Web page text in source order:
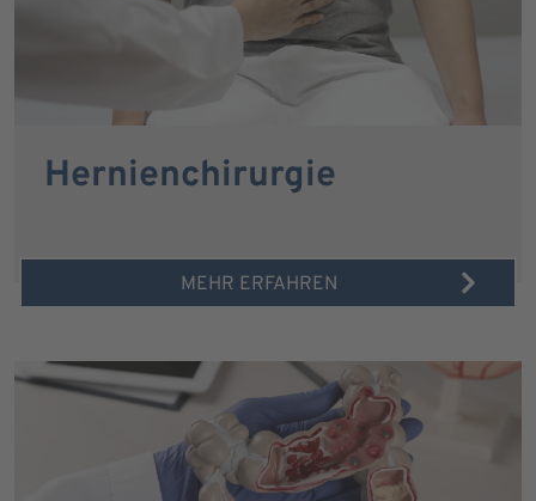
Hernienchirurgie
MEHR ERFAHREN